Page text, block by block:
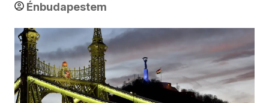
Énbudapestem